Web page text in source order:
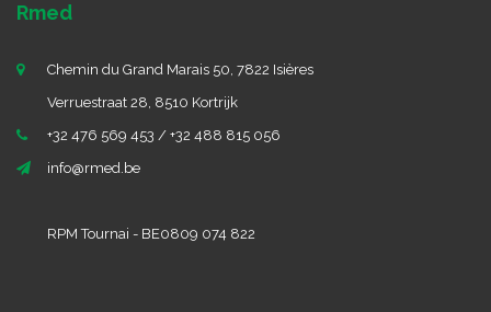
Rmed
Chemin du Grand Marais 50, 7822 Isières
Verruestraat 28, 8510 Kortrijk
+32 476 569 453 / +32 488 815 056
info@rmed.be
RPM Tournai - BE0809 074 822